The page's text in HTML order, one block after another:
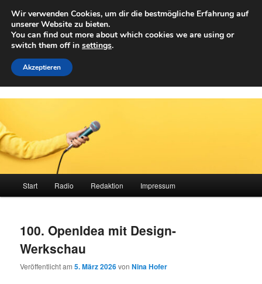
primären
Inhalt
springenAchwelle
Campus Medien der Fachhochschule Vorarlberg
Start Radio Redaktion Impressum
100. OpenIdea mit Design-
Werkschau
Veröffentlicht am5. März 2026vonNina Hofer
Wir verwenden Cookies, um dir die bestmögliche Erfahrung auf
unserer Website zu bieten.
You can find out more about which cookies we are using or
switch them off in settings.
Akzeptieren